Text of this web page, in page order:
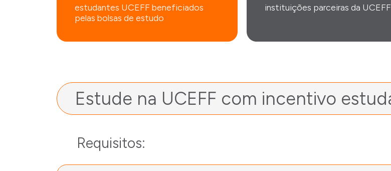
estudantes UCEFF beneficiados
pelas bolsas de estudo
instituições parceiras da UCEFF
Estude na UCEFF com incentivo
Requisitos: